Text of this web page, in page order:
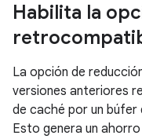
Habilita la
La opción de
versiones anteriores
de caché por un búfer
Esto genera un